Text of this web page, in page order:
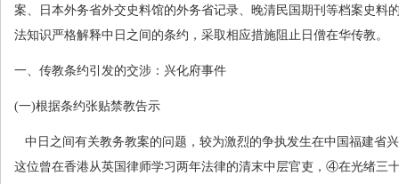
案、日本外务省外交史料馆的外务省记录、晚清民国期刊等档案史料
法知识严格解释中日之间的条约，采取相应措施阻止日僧在华传教。
一、传教条约引发的交涉：兴化府事件
(一)根据条约张贴禁教告示
中日之间有关教务教案的问题，较为激烈的争执发生在中国福建省
这位曾在香港从英国律师学习两年法律的清末中层官吏，④在光绪三